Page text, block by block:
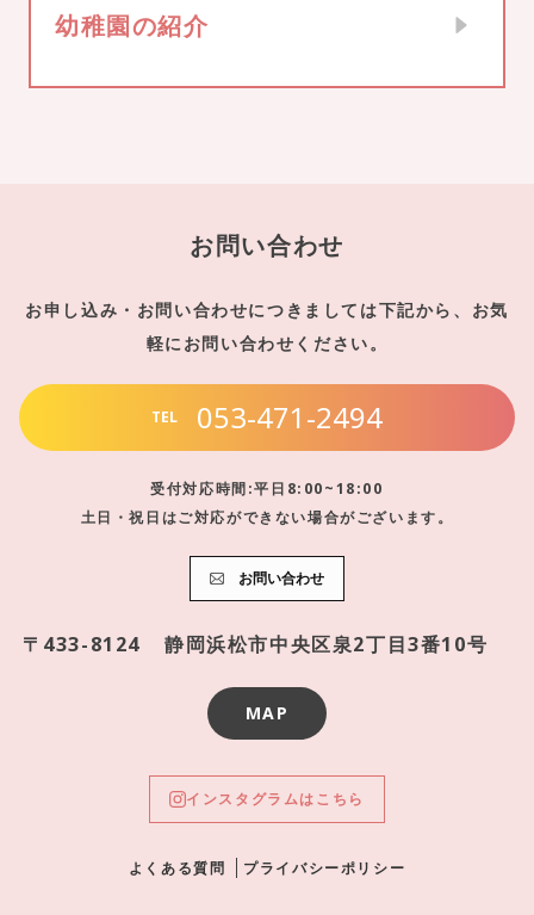
幼稚園の紹介
お問い合わせ
お申し込み・お問い合わせにつきましては下記から、お気
軽にお問い合わせください。
TEL 053-471-2494
受付対応時間:平日8:00~18:00
土日・祝日はご対応ができない場合がございます。
お問い合わせ
〒433-8124 静岡浜松市中央区泉2丁目3番10号
MAP
インスタグラムはこちら
よくある質問 プライバシーポリシー